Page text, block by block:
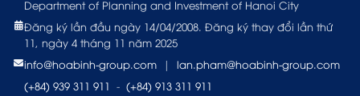
Department of Planning and Investment of Hanoi City
Đăng ký lần đầu ngày 14/04/2008. Đăng ký thay đổi lần thứ
11, ngày 4 tháng 11 năm 2025
info@hoabinh-group.com
|
lan.pham@hoabinh-group.com
(+84) 939 311 911 - (+84) 913 311 911